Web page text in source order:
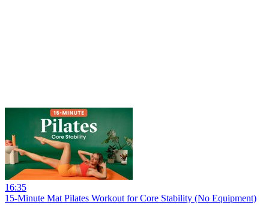
16:35
15-Minute Mat Pilates Workout for Core Stability (No Equipment)